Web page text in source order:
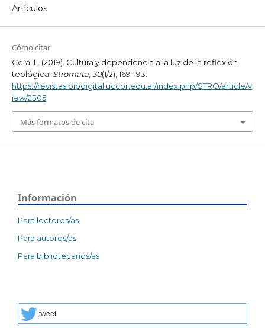
Artículos
Cómo citar
Gera, L. (2019). Cultura y dependencia a la luz de la reflexión
teológica. Stromata,30(1/2), 169-193.
https://revistas.bibdigital.uccor.edu.ar/index.php/STRO/article/v
iew/2305
Más formatos de cita
Información
Para lectores/as
Para autores/as
Para bibliotecarios/as
tweet